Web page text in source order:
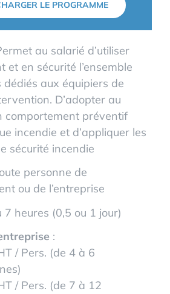
LE PROGRAMME
au salarié d’utiliser
et en sécurité l’ensemble
dédiés aux équipiers de
D’adopter au
comportement préventif
incendie et d’appliquer les
sécurité incendie
personne de
ou de l’entreprise
7 heures (0,5 ou 1 jour)
:
/ Pers. (de 4 à 6
/ Pers. (de 7 à 12